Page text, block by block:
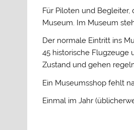
Für Piloten und Begleiter,
Museum. Im Museum
Der normale Eintritt ins
45 historische Flugzeuge
Zustand und gehen
Ein Museumsshop fehlt
Einmal im Jahr